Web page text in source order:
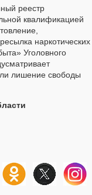
реестр
квалификацией
наркотических
Уголовного
лишение свободы